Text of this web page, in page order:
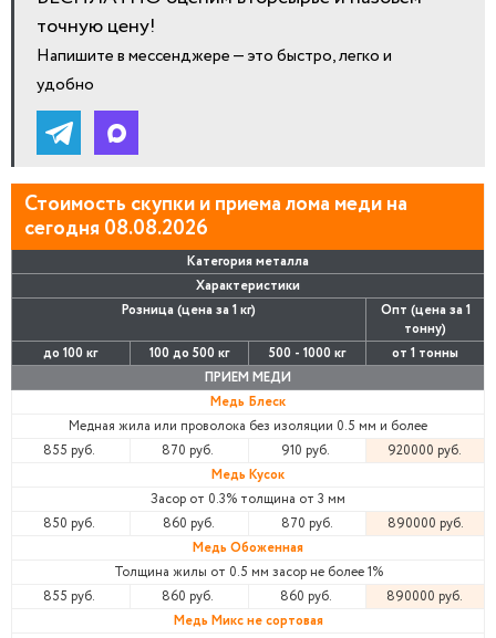
точную цену!
Напишите в мессенджере — это быстро, легко и
удобно
Стоимость скупки и приема лома меди на
сегодня 08.08.2026
Категория металла
Характеристики
Розница (цена за 1 кг)
Опт (цена за 1
тонну)
до 100 кг
100 до 500 кг 500 - 1000 кг
от 1 тонны
ПРИЕМ МЕДИ
Медь Блеск
Медная жила или проволока без изоляции 0.5 мм и более
855 руб.
870 руб. 910 руб.
920000 руб.
Медь Кусок
Засор от 0.3% толщина от 3 мм
850 руб.
860 руб. 870 руб.
890000 руб.
Медь Обоженная
Толщина жилы от 0.5 мм засор не более 1%
855 руб.
860 руб. 860 руб.
890000 руб.
Медь Микс не сортовая